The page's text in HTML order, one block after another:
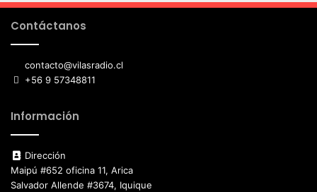
Contáctanos
contacto@vilasradio.cl
+56 9 57348811
Información
Dirección
Maipú #652 oficina 11, Arica
Salvador Allende #3674, Iquique